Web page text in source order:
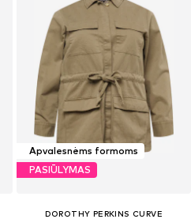
Apvalesnėms formoms
PASIŪLYMAS
DOROTHY PERKINS CURVE